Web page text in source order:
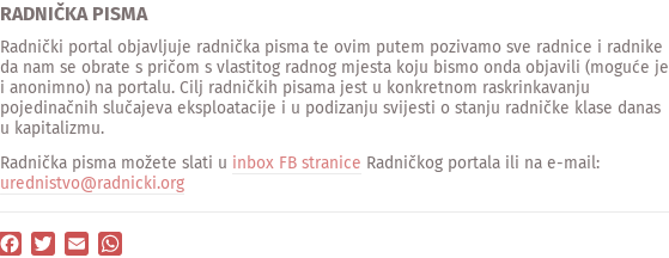
RADNIČKA PISMA
Radnički portal objavljuje radnička pisma te ovim putem pozivamo sve radnice i radnike
da nam se obrate s pričom s vlastitog radnog mjesta koju bismo onda objavili (moguće je
i anonimno) na portalu. Cilj radničkih pisama jest u konkretnom raskrinkavanju
pojedinačnih slučajeva eksploatacije i u podizanju svijesti o stanju radničke klase danas
u kapitalizmu.
Radnička pisma možete slati u inbox FB stranice Radničkog portala ili na e-mail:
urednistvo@radnicki.org
Facebook
TwitterEmail